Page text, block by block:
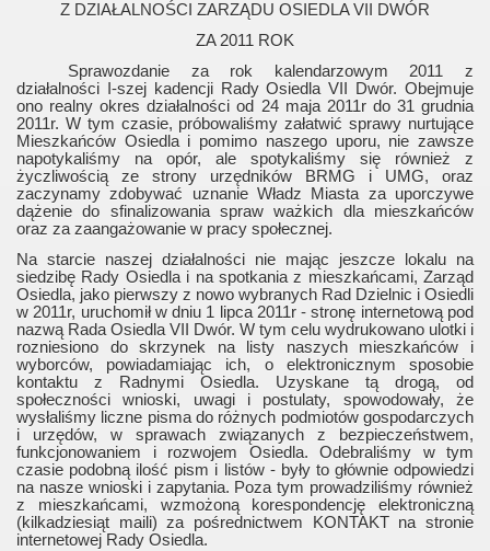
Z DZIAŁALNOŚCI ZARZĄDU OSIEDLA VII DWÓR
ZA 2011 ROK
Sprawozdanie za rok kalendarzowym 2011 z
działalności I-szej kadencji Rady Osiedla VII Dwór. Obejmuje
ono realny okres działalności od 24 maja 2011r do 31 grudnia
2011r. W tym czasie, próbowaliśmy załatwić sprawy nurtujące
Mieszkańców Osiedla i pomimo naszego uporu, nie zawsze
napotykaliśmy na opór, ale spotykaliśmy się również z
życzliwością ze strony urzędników BRMG i UMG, oraz
zaczynamy zdobywać uznanie Władz Miasta za uporczywe
dążenie do sfinalizowania spraw ważkich dla mieszkańców
oraz za zaangażowanie w pracy społecznej.
Na starcie naszej działalności nie mając jeszcze lokalu na
siedzibę Rady Osiedla i na spotkania z mieszkańcami, Zarząd
Osiedla, jako pierwszy z nowo wybranych Rad Dzielnic i Osiedli
w 2011r, uruchomił w dniu 1 lipca 2011r - stronę internetową pod
nazwą Rada Osiedla VII Dwór. W tym celu wydrukowano ulotki i
rozniesiono do skrzynek na listy naszych mieszkańców i
wyborców, powiadamiając ich, o elektronicznym sposobie
kontaktu z Radnymi Osiedla. Uzyskane tą drogą, od
społeczności wnioski, uwagi i postulaty, spowodowały, że
wysłaliśmy liczne pisma do różnych podmiotów gospodarczych
i urzędów, w sprawach związanych z bezpieczeństwem,
funkcjonowaniem i rozwojem Osiedla. Odebraliśmy w tym
czasie podobną ilość pism i listów - były to głównie odpowiedzi
na nasze wnioski i zapytania. Poza tym prowadziliśmy również
z mieszkańcami, wzmożoną korespondencję elektroniczną
(kilkadziesiąt maili) za pośrednictwem KONTAKT na stronie
internetowej Rady Osiedla.